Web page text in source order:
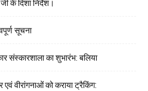
के दिशा निर्देश।
सूचना
संस्कारशाला का शुभारंभ: बलिया
एवं वीरांगनाओं को कराया ट्रैकिंग: